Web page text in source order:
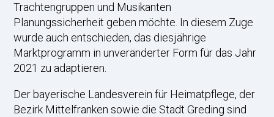
Trachtengruppen und Musikanten
Planungssicherheit geben möchte. In diesem Zuge
wurde auch entschieden, das diesjährige
Marktprogramm in unveränderter Form für das Jahr
2021 zu adaptieren.
Der bayerische Landesverein für Heimatpflege, der
Bezirk Mittelfranken sowie die Stadt Greding sind